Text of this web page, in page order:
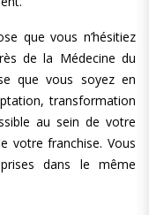
que vous n’hésitiez
de la Médecine du
que vous soyez en
transformation
au sein de votre
votre franchise. Vous
dans le même